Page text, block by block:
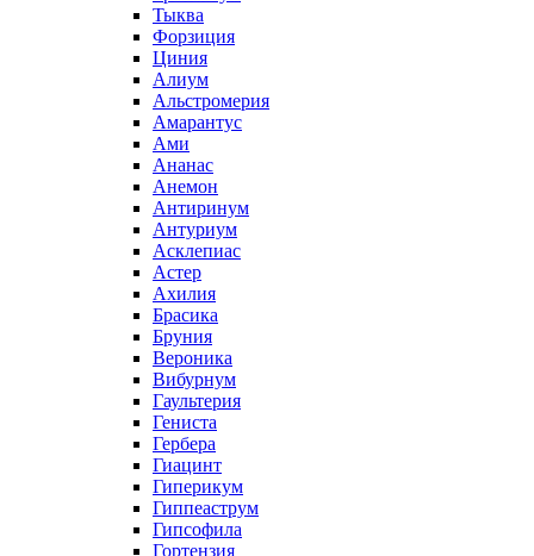
Тыква
Форзиция
Циния
Алиум
Альстромерия
Амарантус
Ами
Ананас
Анемон
Антиринум
Антуриум
Асклепиас
Астер
Ахилия
Брасика
Бруния
Вероника
Вибурнум
Гаультерия
Гениста
Гербера
Гиацинт
Гиперикум
Гиппеаструм
Гипсофила
Гортензия